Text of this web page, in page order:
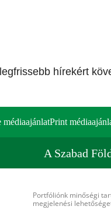
hírekért
médiaajánlatPrint
A Szabad
Portfóliónk minőségi
megjelenési